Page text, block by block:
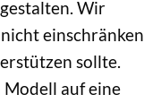
Wir
einschränken
sollte.
Modell auf eine